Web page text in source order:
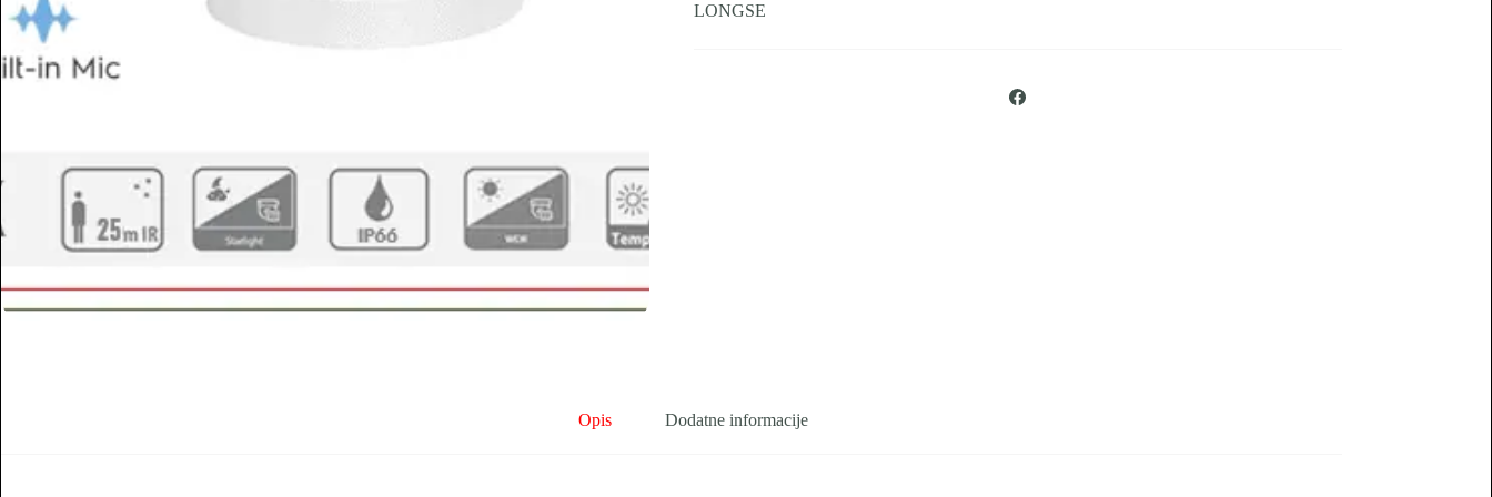
CPSBFC4R-
LONGSE
Opis Dodatne informacije